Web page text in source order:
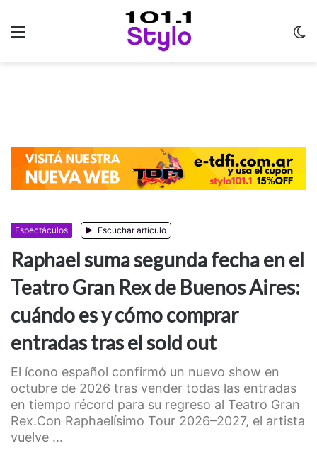
Espectáculos Escuchar artículo
Raphael suma segunda fecha en el
Teatro Gran Rex de Buenos Aires:
cuándo es y cómo comprar
entradas tras el sold out
El ícono español confirmó un nuevo show en
octubre de 2026 tras vender todas las entradas
en tiempo récord para su regreso al Teatro Gran
Rex.Con Raphaelísimo Tour 2026–2027, el artista
vuelve ...